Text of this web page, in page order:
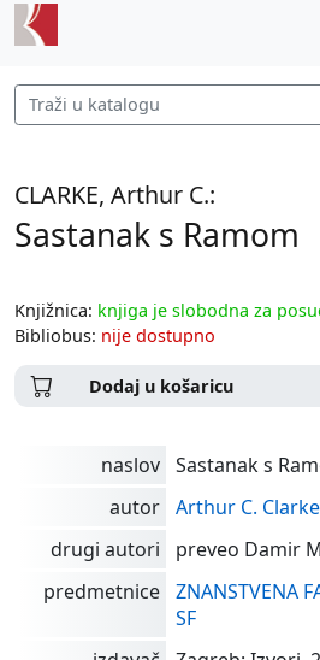
CLARKE, Arthur C.:
Sastanak s Ramom
Knjižnica: knjiga je slobodna za
Bibliobus: nije dostupno
Dodaj u košaricu
naslov Sastanak s
autor Arthur C. Clarke
drugi autori
preveo Damir
predmetnice ZNANSTVENA
SF